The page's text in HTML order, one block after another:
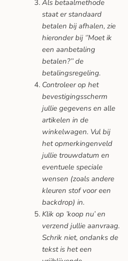
Als betaalmethode
staat er standaard
betalen bij afhalen, zie
hieronder bij ‘’Moet ik
een aanbetaling
betalen?’’ de
betalingsregeling.
Controleer op het
bevestigingsscherm
jullie gegevens en alle
artikelen in de
winkelwagen. Vul bij
het opmerkingenveld
jullie trouwdatum en
eventuele speciale
wensen (zoals andere
kleuren stof voor een
backdrop) in.
Klik op ’koop nu’ en
verzend jullie aanvraag.
Schrik niet, ondanks de
tekst is het een